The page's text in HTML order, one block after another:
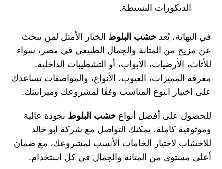
الديكورات البسيطة.
في النهاية، يُعدخشب البلوط الخيار الأمثل لمن يبحث
عن مزيج من المتانة والجمال الطبيعي في مصر، سواء
للأثاث، الأرضيات، الأبواب، أو التشطيبات الداخلية.
معرفة المميزات، العيوب، الأنواع، والمواصفات تساعدك
على اختيار النوع المناسب وفقًا لمشروعك وميزانيتك.
للحصول على أفضل أنواعخشب البلوط بجودة عالية
وموثوقية كاملة، يمكنك التواصل مع شركة ابو خالد
للاخشاب لاختيار الخامات الأنسب لمشروعك، مع ضمان
أعلى مستوى من المتانة والجمال في كل استخدام.